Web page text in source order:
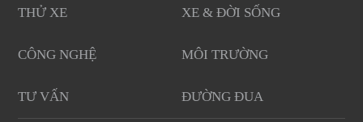
THỬ XE XE & ĐỜI SỐNG
CÔNG NGHỆ MÔI TRƯỜNG
TƯ VẤN ĐƯỜNG ĐUA